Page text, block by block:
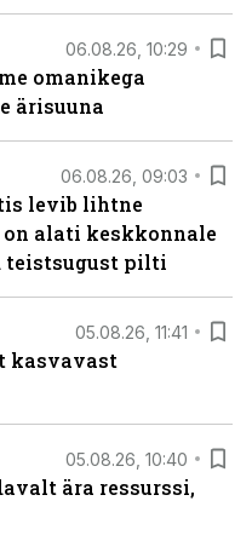
06.08.26, 10:29
omanikega
ärisuuna
06.08.26, 09:03
levib lihtne
on alati keskkonnale
teistsugust pilti
05.08.26, 11:41
kasvavast
05.08.26, 10:40
ära ressurssi,